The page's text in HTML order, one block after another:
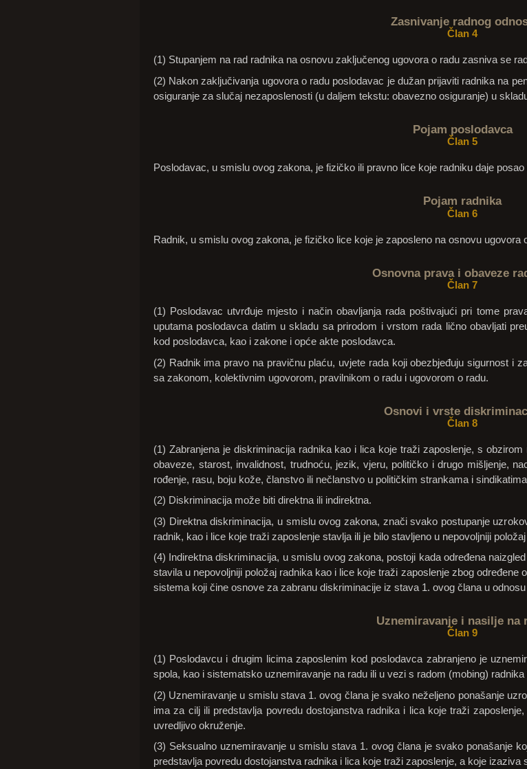
Zasnivanje radnog
Član 4
(1) Stupanjem na rad radnika na osnovu zaključenog ugovora o radu zasniva se
(2) Nakon zaključivanja ugovora o radu poslodavac je dužan prijaviti radnika na
osiguranje za slučaj nezaposlenosti (u daljem tekstu: obavezno osiguranje) u
Pojam poslodavca
Član 5
Poslodavac, u smislu ovog zakona, je fizičko ili pravno lice koje radniku daje
Pojam radnika
Član 6
Radnik, u smislu ovog zakona, je fizičko lice koje je zaposleno na osnovu ugovora
Osnovna prava i obaveze
Član 7
(1) Poslodavac utvrđuje mjesto i način obavljanja rada poštivajući pri tome
uputama poslodavca datim u skladu sa prirodom i vrstom rada lično obavljati
kod poslodavca, kao i zakone i opće akte poslodavca.
(2) Radnik ima pravo na pravičnu plaću, uvjete rada koji obezbjeđuju sigurnost i
sa zakonom, kolektivnim ugovorom, pravilnikom o radu i ugovorom o radu.
Osnovi i vrste
Član 8
(1) Zabranjena je diskriminacija radnika kao i lica koje traži zaposlenje, s
obaveze, starost, invalidnost, trudnoću, jezik, vjeru, političko i drugo mišljenje,
rođenje, rasu, boju kože, članstvo ili nečlanstvo u političkim strankama i
(2) Diskriminacija može biti direktna ili indirektna.
(3) Direktna diskriminacija, u smislu ovog zakona, znači svako postupanje
radnik, kao i lice koje traži zaposlenje stavlja ili je bilo stavljeno u nepovoljniji
(4) Indirektna diskriminacija, u smislu ovog zakona, postoji kada određena
stavila u nepovoljniji položaj radnika kao i lice koje traži zaposlenje zbog određene
sistema koji čine osnove za zabranu diskriminacije iz stava 1. ovog člana u
Uznemiravanje i nasilje na
Član 9
(1) Poslodavcu i drugim licima zaposlenim kod poslodavca zabranjeno je
spola, kao i sistematsko uznemiravanje na radu ili u vezi s radom (mobing)
(2) Uznemiravanje u smislu stava 1. ovog člana je svako neželjeno ponašanje
ima za cilj ili predstavlja povredu dostojanstva radnika i lica koje traži
uvredljivo okruženje.
(3) Seksualno uznemiravanje u smislu stava 1. ovog člana je svako ponašanje
predstavlja povredu dostojanstva radnika i lica koje traži zaposlenje, a koje